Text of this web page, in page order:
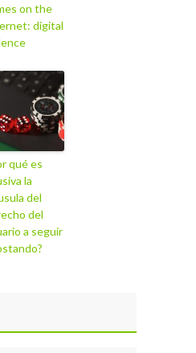
on the
digital
qué es
la
del
del
a seguir